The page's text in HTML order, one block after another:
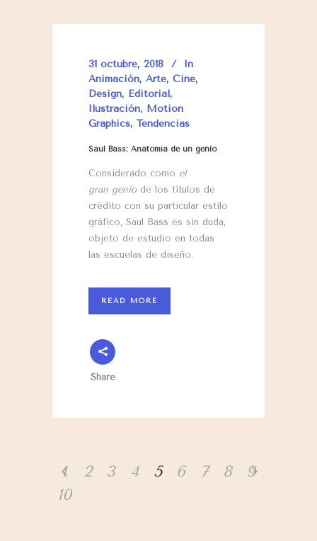
31 octubre, 2018
In
Animación, Arte, Cine,
Design, Editorial,
Ilustración, Motion
Graphics, Tendencias
Saul Bass: Anatomía de un genio
Considerado como el
gran geniode los títulos de
crédito con su particular estilo
gráfico, Saul Bass es sin duda,
objeto de estudio en todas
las escuelas de diseño.
READ MORE
Share
1 2 3 4 5 6 7 8
9
10